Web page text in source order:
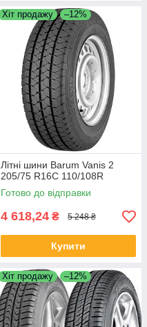
Хіт продажу –12%
Літні шини Barum Vanis 2
205/75 R16C 110/108R
Готово до відправки
4 618,24 ₴ 5 248 ₴
Купити
Хіт продажу –12%